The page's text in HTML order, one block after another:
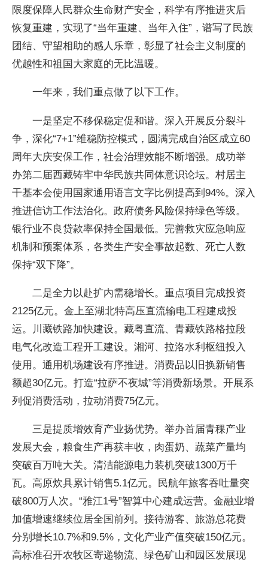
限度保障人民群众生命财产安全，科学有序推进灾后
恢复重建，实现了“当年重建、当年入住”，谱写了民族
团结、守望相助的感人乐章，彰显了社会主义制度的
优越性和祖国大家庭的无比温暖。
一年来，我们重点做了以下工作。
一是坚定不移保稳定促和谐。深入开展反分裂斗
争，深化“7+1”维稳防控模式，圆满完成自治区成立60
周年大庆安保工作，社会治理效能不断增强。成功举
办第二届西藏铸牢中华民族共同体意识论坛。村居主
干基本会使用国家通用语言文字比例提高到94%。深入
推进信访工作法治化。政府债务风险保持绿色等级。
银行业不良贷款率保持全国最低。完善救灾应急响应
机制和预案体系，各类生产安全事故起数、死亡人数
保持“双下降”。
二是全力以赴扩内需稳增长。重点项目完成投资
2125亿元。金上至湖北特高压直流输电工程建成投
运。川藏铁路加快建设。藏粤直流、青藏铁路格拉段
电气化改造工程开工建设。湘河、拉洛水利枢纽投入
使用。通用机场建设有序推进。消费品以旧换新销售
额超30亿元。打造“拉萨不夜城”等消费新场景。开展系
列促消费活动，拉动消费75亿元。
三是提质增效育产业扬优势。举办首届青稞产业
发展大会，粮食生产再获丰收，肉蛋奶、蔬菜产量均
突破百万吨大关。清洁能源电力装机突破1300万千
瓦。高原炊具累计销售5.1亿元。民航年旅客吞吐量突
破800万人次。“雅江1号”智算中心建成运营。金融业增
加值增速继续位居全国前列。接待游客、旅游总花费
分别增长10.7%和9.5%，文化产业产值突破150亿元。
高标准召开农牧区寄递物流、绿色矿山和园区发展现